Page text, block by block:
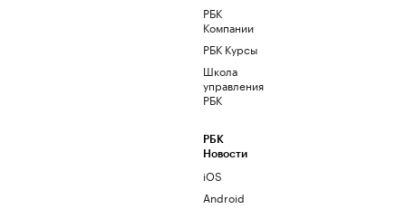
РБК
Компании
РБК Курсы
Школа
управления
РБК
РБК
Новости
iOS
Android